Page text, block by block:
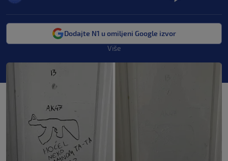
Dodajte N1 u omiljeni Google izvor
Više